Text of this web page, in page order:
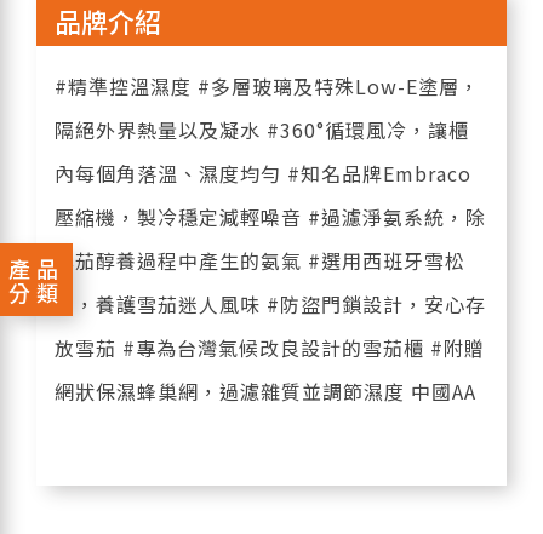
產品
分類
品牌介紹
#精準控溫濕度 #多層玻璃及特殊Low-E塗層，
隔絕外界熱量以及凝水 #360°循環風冷，讓櫃
內每個角落溫、濕度均勻 #知名品牌Embraco
壓縮機，製冷穩定減輕噪音 #過濾淨氨系統，除
雪茄醇養過程中產生的氨氣 #選用西班牙雪松
木，養護雪茄迷人風味 #防盜門鎖設計，安心存
放雪茄 #專為台灣氣候改良設計的雪茄櫃 #附贈
網狀保濕蜂巢網，過濾雜質並調節濕度 中國AA